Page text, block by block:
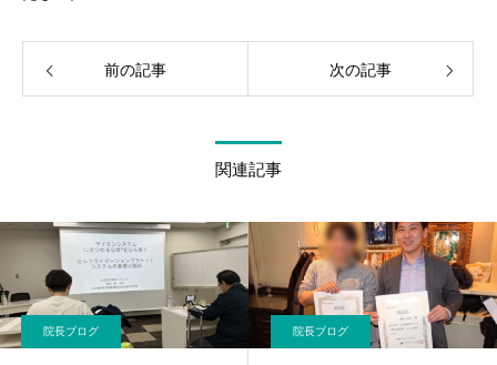
前の記事 次の記事
関連記事
院長ブログ 院長ブログ